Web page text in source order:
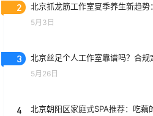
2 北京抓龙筋工作室夏季养生新趋
5月3日
3 北京丝足个人工作室靠谱吗？合
5月26日
4 北京朝阳区家庭式SPA推荐：吃藕